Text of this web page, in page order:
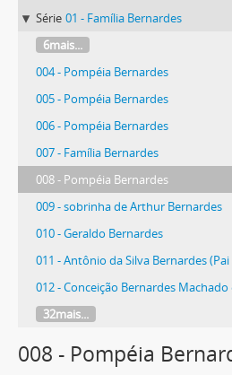
Série 01 - Família Bernardes
6mais...
004 - Pompéia Bernardes
005 - Pompéia Bernardes
006 - Pompéia Bernardes
007 - Família Bernardes
008 - Pompéia Bernardes
009 - sobrinha de Arthur Bernardes
010 - Geraldo Bernardes
011 - Antônio da Silva Bernardes (Pai
012 - Conceição Bernardes Machado
32mais...
008 - Pompéia